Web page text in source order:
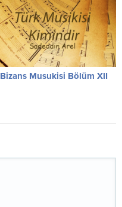
Bizans Musukisi Bölüm XII